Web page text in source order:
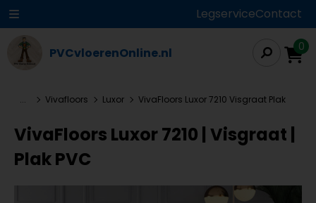
LegserviceContact
PVCvloerenOnline.nl 0
... Vivafloors Luxor VivaFloors Luxor 7210 Visgraat Plak
VivaFloors Luxor 7210 | Visgraat |
Plak PVC